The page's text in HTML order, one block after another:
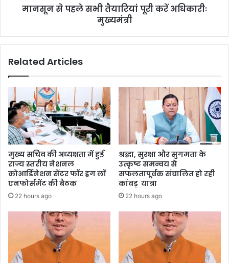
मानसून से पहले सभी तैयारियां पूरी करें अधिकारीः
मुख्यमंत्री
Related Articles
मुख्य सचिव की अध्यक्षता में हुई
राज्य स्तरीय नेशनल
कोआर्डिनेशन सेंटर फॉर ड्रग लॉ
एनफोर्समेंट की बैठक
22 hours ago
श्रद्धा, सुरक्षा और सुगमता के
उत्कृष्ट समन्वय से
सफलतापूर्वक संचालित हो रही
कांवड़ यात्रा
22 hours ago